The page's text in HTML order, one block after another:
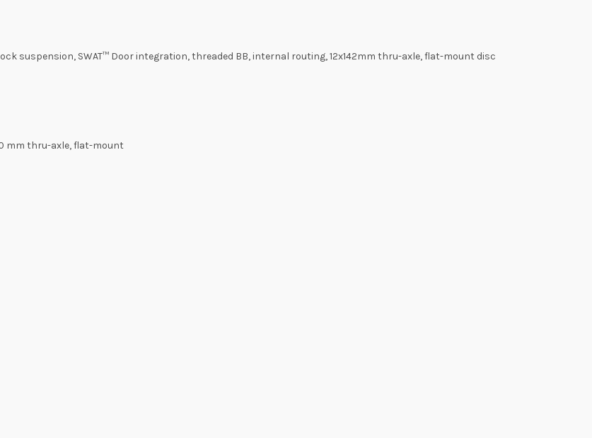
suspension, SWAT™ Door integration, threaded BB, internal routing, 12x142mm thru-axle, flat-mount disc
mm thru-axle, flat-mount